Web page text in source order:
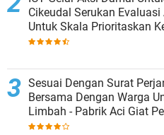
Cikeudal Serukan Evaluasi APBD 9,49 M
Untuk Skala Prioritaskan
Dasar Masyarakat Belum
Sesuai Dengan Surat
Bersama Dengan Warga
Limbah - Pabrik Aci Giat
Penampungan Air